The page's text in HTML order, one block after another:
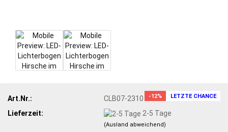
-12% LETZTE CHANCE
Art.Nr.:
CLB07-2310
Lieferzeit:
2-5 Tage
(Ausland abweichend)